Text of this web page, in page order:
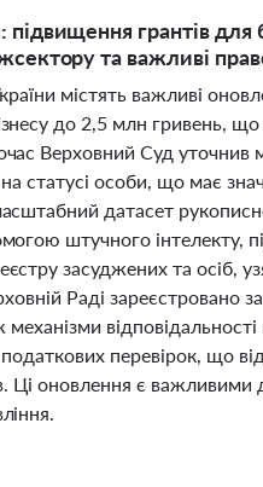
грантів для
та важливі
містять важливі
до 2,5 млн гривень,
Верховний Суд уточнив
статусі особи, що має
датасет
штучного інтелекту,
засуджених та осіб,
Раді зареєстровано
перевірок, що
Ці оновлення є